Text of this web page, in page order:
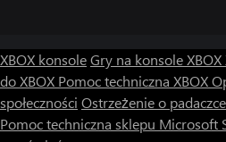
pojawiły się w twojej rodzinnej
Schodzisz na własną zgubę!
Darkest Dungeon®: The Crimson
XBOX konsoleGry na konsole XBOX
do XBOX Pomoc techniczna XBOX
społeczności Ostrzeżenie o
Pomoc techniczna sklepu Microsoft